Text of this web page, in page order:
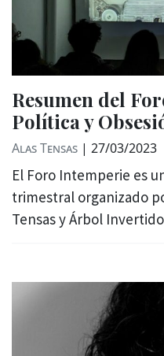
Resumen del
Política y
Alas Tensas | 27/03/2023
El Foro Intemperie es
trimestral organizado
Tensas y Árbol